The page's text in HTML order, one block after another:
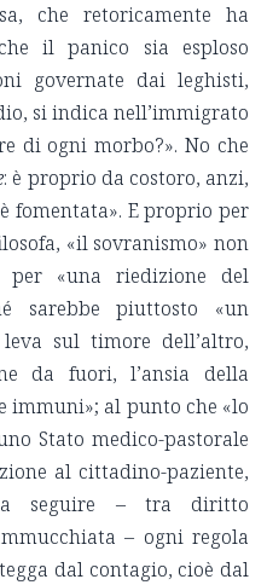
che retoricamente ha
il panico sia esploso
governate dai leghisti,
si indica nell’immigrato
di ogni morbo?». No che
: è proprio da costoro, anzi,
fomentata». E proprio per
«il sovranismo» non
per «una riedizione del
sarebbe piuttosto «un
sul timore dell’altro,
da fuori, l’ansia della
immuni»; al punto che «lo
Stato medico-pastorale
al cittadino-paziente,
seguire – tra diritto
– ogni regola
dal contagio, cioè dal